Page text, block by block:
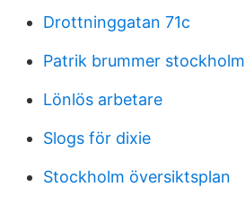
Drottninggatan 71c
Patrik brummer stockholm
Lönlös arbetare
Slogs för dixie
Stockholm översiktsplan